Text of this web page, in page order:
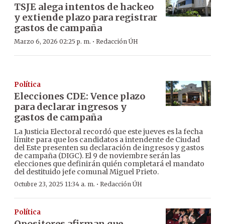
TSJE alega intentos de hackeo
y extiende plazo para registrar
gastos de campaña
Marzo 6, 2026 02:25 p. m. · Redacción ÚH
Política
Elecciones CDE: Vence plazo
para declarar ingresos y
gastos de campaña
La Justicia Electoral recordó que este jueves es la fecha
límite para que los candidatos a intendente de Ciudad
del Este presenten su declaración de ingresos y gastos
de campaña (DIGC). El 9 de noviembre serán las
elecciones que definirán quién completará el mandato
del destituido jefe comunal Miguel Prieto.
Octubre 23, 2025 11:34 a. m. · Redacción ÚH
Política